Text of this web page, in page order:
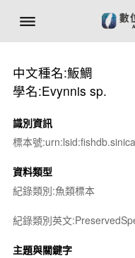
中文種名:魬鯛
學名:Evynnis sp.
識別資訊
標本號
資料類型
紀錄類別:魚類標本
紀錄類別英文
主題與關鍵字